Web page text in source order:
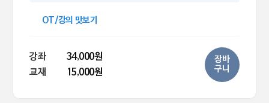
OT/강의 맛보기
강좌
34,000원
교재
15,000원
장바
구니